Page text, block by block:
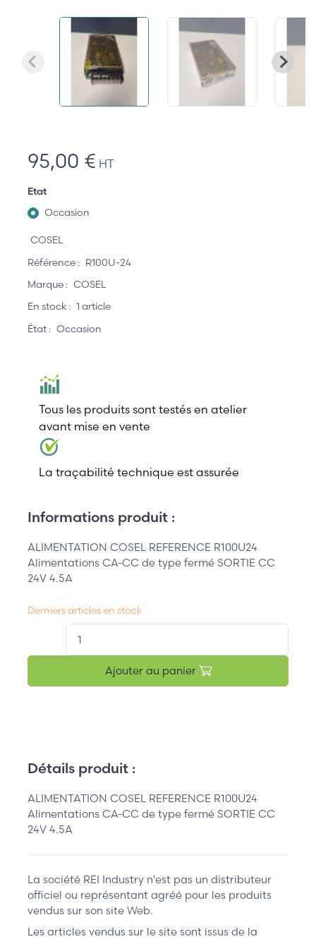
95,00 € HT
Etat
Occasion
COSEL
Référence : R100U-24
Marque : COSEL
En stock : 1 article
État : Occasion
Tous les produits sont testés en atelier
avant mise en vente
La traçabilité technique est assurée
Informations produit :
ALIMENTATION COSEL REFERENCE R100U24
Alimentations CA-CC de type fermé SORTIE CC
24V 4.5A
Derniers articles en stock
Ajouter au panier
Détails produit :
ALIMENTATION COSEL REFERENCE R100U24
Alimentations CA-CC de type fermé SORTIE CC
24V 4.5A
La société REI Industry n'est pas un distributeur
officiel ou représentant agréé pour les produits
vendus sur son site Web.
Les articles vendus sur le site sont issus de la